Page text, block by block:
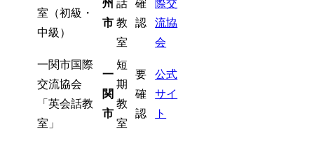
室（初級・
中級）
州
市
話
教
室
確
認
際交
流協
会
一関市国際
交流協会
「英会話教
室」
一
関
市
短
期
教
室
要
確
認
公式
サイ
ト